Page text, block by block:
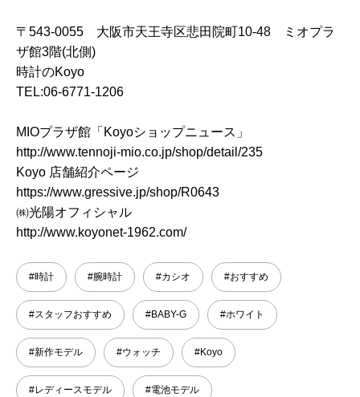
〒543-0055 大阪市天王寺区悲田院町10-48 ミオプラ
ザ館3階(北側)
時計のKoyo
TEL:06-6771-1206
MIOプラザ館「Koyoショップニュース」
http://www.tennoji-mio.co.jp/shop/detail/235
Koyo 店舗紹介ページ
https://www.gressive.jp/shop/R0643
㈱光陽オフィシャル
http://www.koyonet-1962.com/
#時計 #腕時計 #カシオ #おすすめ
#スタッフおすすめ #BABY-G #ホワイト
#新作モデル #ウォッチ #Koyo
#レディースモデル #電池モデル